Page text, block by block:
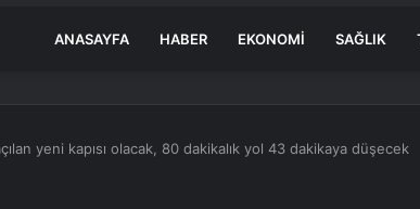
ANASAYFA HABER EKONOMI SAĞLIK
yeni kapısı olacak, 80 dakikalık yol 43 dakikaya düşecek